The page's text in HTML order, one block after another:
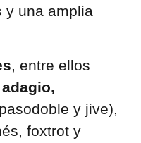
y una amplia
, entre ellos
y jive),
foxtrot y